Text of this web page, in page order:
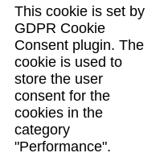
This cookie is set by
GDPR Cookie
Consent plugin. The
cookie is used to
store the user
consent for the
cookies in the
category
"Performance".